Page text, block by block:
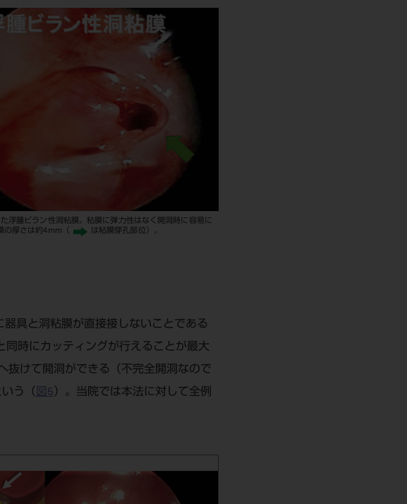
浮腫ビラン性洞粘膜。粘膜に弾力性はなく開洞時に容易に
の厚さは約4mm（
は粘膜穿孔部位）。
器具と洞粘膜が直接接しないことである
時にカッティングが行えることが最大
抜けて開洞ができる（不完全開洞なので
う（ 図5）。当院では本法に対して全例